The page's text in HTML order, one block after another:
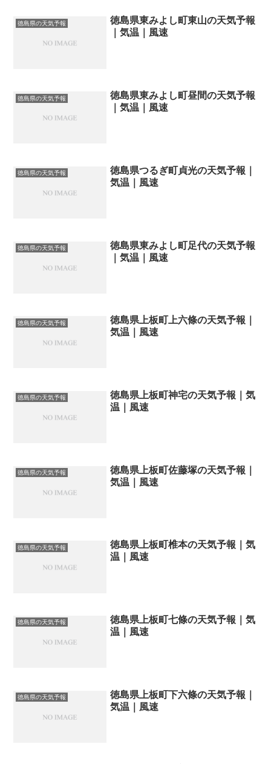
徳島県の天気予報
徳島県東みよし町東山の天気予報
｜気温｜風速
徳島県の天気予報
徳島県東みよし町昼間の天気予報
｜気温｜風速
徳島県の天気予報
徳島県つるぎ町貞光の天気予報｜
気温｜風速
徳島県の天気予報
徳島県東みよし町足代の天気予報
｜気温｜風速
徳島県の天気予報
徳島県上板町上六條の天気予報｜
気温｜風速
徳島県の天気予報
徳島県上板町神宅の天気予報｜気
温｜風速
徳島県の天気予報
徳島県上板町佐藤塚の天気予報｜
気温｜風速
徳島県の天気予報
徳島県上板町椎本の天気予報｜気
温｜風速
徳島県の天気予報
徳島県上板町七條の天気予報｜気
温｜風速
徳島県の天気予報
徳島県上板町下六條の天気予報｜
気温｜風速